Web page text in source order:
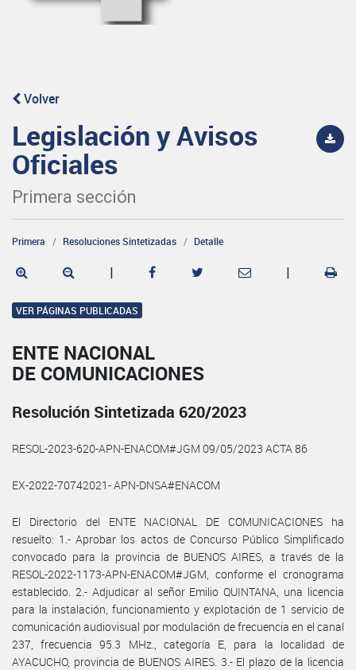
Volver
Legislación y Avisos
Oficiales
Primera sección
Primera Resoluciones Sintetizadas Detalle
| |
VER PÁGINAS PUBLICADAS
ENTE NACIONAL
DE COMUNICACIONES
Resolución Sintetizada 620/2023
RESOL-2023-620-APN-ENACOM#JGM 09/05/2023 ACTA 86
EX-2022-70742021- APN-DNSA#ENACOM
El Directorio del ENTE NACIONAL DE COMUNICACIONES ha
resuelto: 1.- Aprobar los actos de Concurso Público Simplificado
convocado para la provincia de BUENOS AIRES, a través de la
RESOL-2022-1173-APN-ENACOM#JGM, conforme el cronograma
establecido. 2.- Adjudicar al señor Emilio QUINTANA, una licencia
para la instalación, funcionamiento y explotación de 1 servicio de
comunicación audiovisual por modulación de frecuencia en el canal
237, frecuencia 95.3 MHz., categoría E, para la localidad de
AYACUCHO, provincia de BUENOS AIRES. 3.- El plazo de la licencia